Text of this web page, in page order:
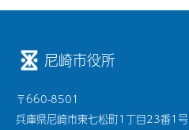
尼崎市役所
〒660-8501
兵庫県尼崎市東七松町1丁目23番1号